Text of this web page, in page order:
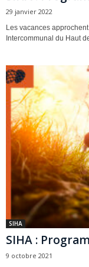
29 janvier 2022
Les vacances
Intercommunal du Haut
SIHA
SIHA :
9 octobre 2021